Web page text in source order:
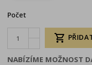
Počet

NABÍZÍME MOŽNOST